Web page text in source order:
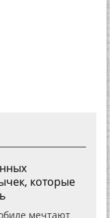
которые
мечтают